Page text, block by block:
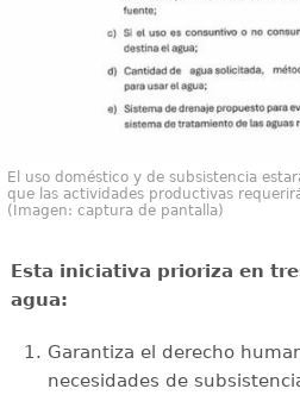
El uso doméstico y de subsistencia
que las actividades productivas
(Imagen: captura de pantalla)
Esta iniciativa prioriza en
agua:
Garantiza el derecho
necesidades de